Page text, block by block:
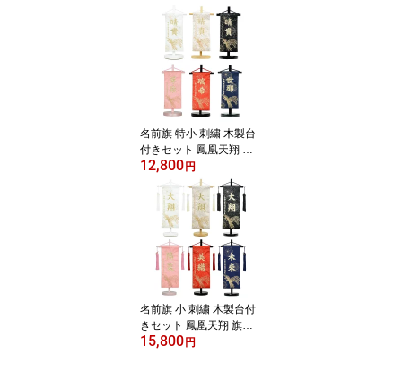
長28.5cm 【五月人形】
【男の子】【節句】【刺
名前旗 特小 刺繍 木製台
付きセット 鳳凰天翔 旗
サイズ20cm 五月人形 男
の子 雛人形 ひな人形 女
の子 ミニ コンパクト
12,800 円
名前旗 小 刺繍 木製台付
きセット 鳳凰天翔 旗サ
イズ29cm 五月人形 男の
15,800 円